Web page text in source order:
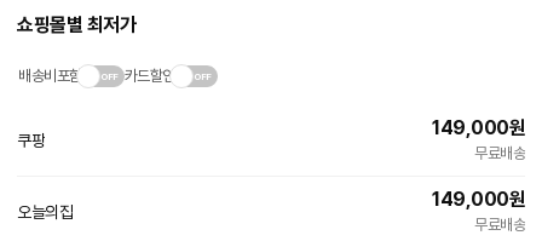
쇼핑몰별 최저가
배송비포함 카드할인
쿠팡
149,000원
무료배송
오늘의집
149,000원
무료배송